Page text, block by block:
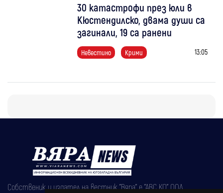
30 катастрофи през юли в
Кюстендилско, двама души са
загинали, 19 са ранени
Невестино Крими 13:05
Собственик и издател на вестник "Вяра" е "АВС КО" ООД,